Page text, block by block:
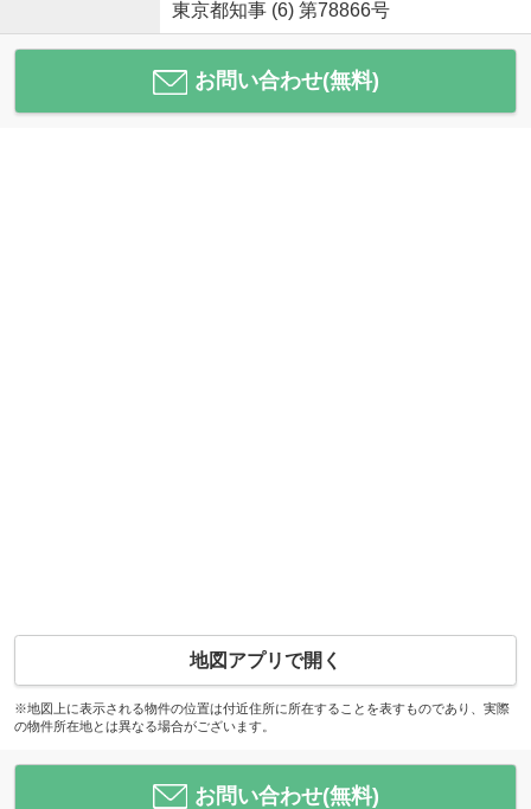
東京都知事 (6) 第78866号
お問い合わせ(無料)
地図アプリで開く
※地図上に表示される物件の位置は付近住所に所在することを表すものであり、実際
の物件所在地とは異なる場合がございます。
お問い合わせ(無料)